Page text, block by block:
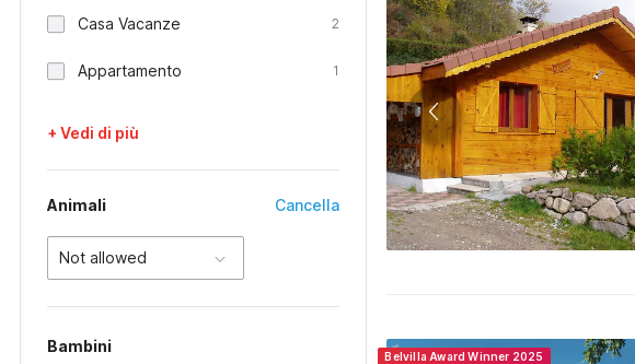
Casa Vacanze 2
Appartamento 1
+ Vedi di più
Animali Cancella
Not allowed
Bambini
Belvilla Award Winner 2025